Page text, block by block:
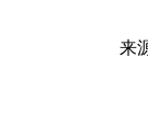
来